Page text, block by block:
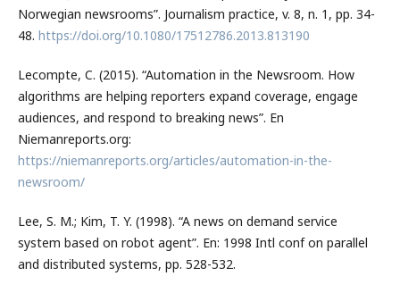
Norwegian newsrooms”. Journalism practice, v. 8, n. 1, pp. 34-
48. https://doi.org/10.1080/17512786.2013.813190
Lecompte, C. (2015). “Automation in the Newsroom. How
algorithms are helping reporters expand coverage, engage
audiences, and respond to breaking news”. En
Niemanreports.org:
https://niemanreports.org/articles/automation-in-the-
newsroom/
Lee, S. M.; Kim, T. Y. (1998). “A news on demand service
system based on robot agent”. En: 1998 Intl conf on parallel
and distributed systems, pp. 528-532.